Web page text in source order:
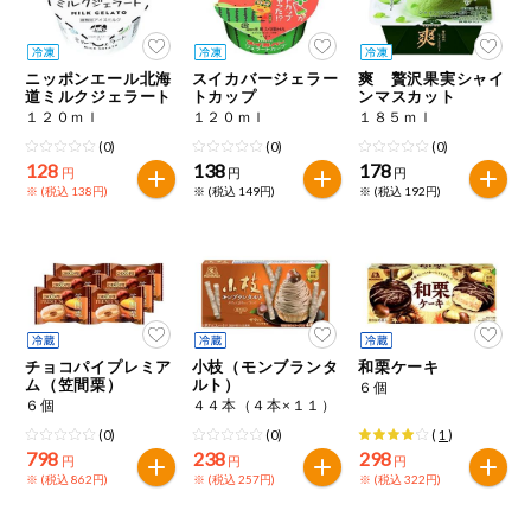
ニッポンエール北海
道ミルクジェラート
１２０ｍｌ
(0)
128 円
※ (税込 138円)
スイカバージェラー
トカップ
１２０ｍｌ
(0)
138 円
※ (税込 149円)
爽 贅沢果実シャイ
ンマスカット
１８５ｍｌ
(0)
178 円
※ (税込 192円)
チョコパイプレミア
ム（笠間栗）
６個
(0)
798 円
※ (税込 862円)
小枝（モンブランタ
ルト）
４４本（４本×１１）
(0)
238 円
※ (税込 257円)
和栗ケーキ
６個
( 1 )
298 円
※ (税込 322円)